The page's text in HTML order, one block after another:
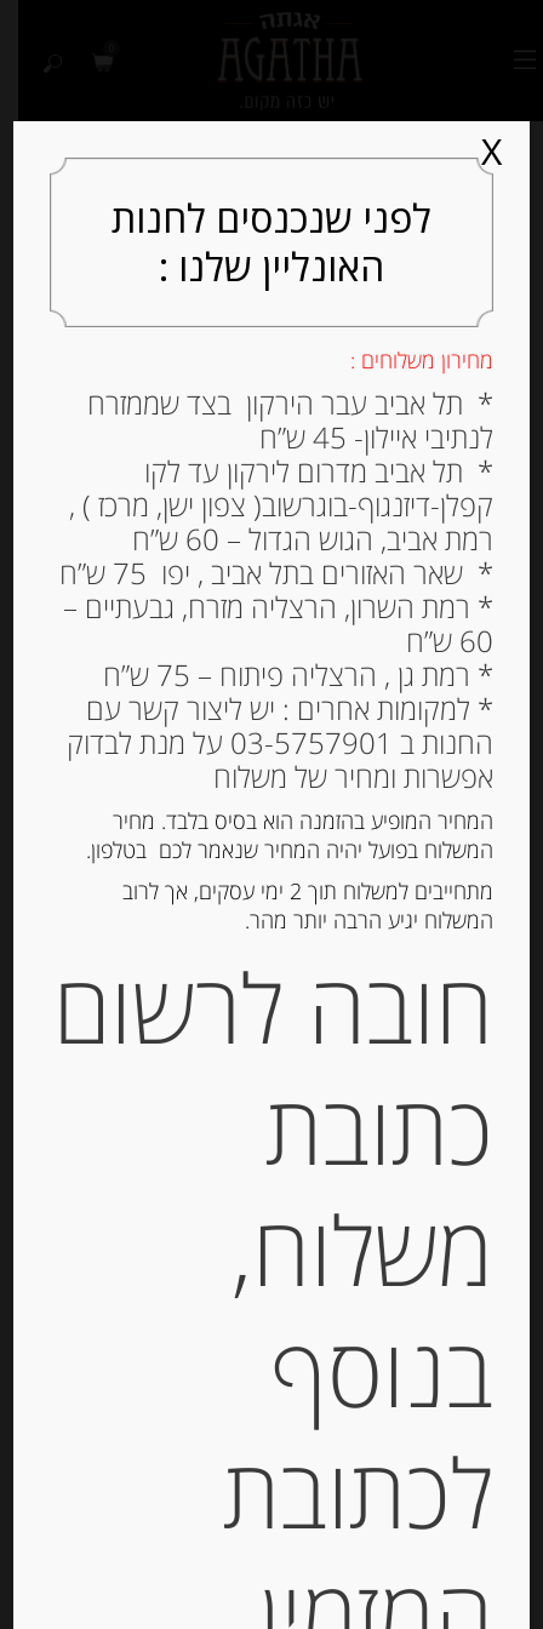
Out of
חומץ שרי חרז Belle
France
₪ 26.00
מק"ט:3258561180212
קטגוריה:שמן וחומץ
תיאור
חומץ שרי חרז
Belle
France
Vinagre
de
לפני שנכנסים לחנות
האונליין שלנו :
מחירון משלוחים :
* תל אביב עבר הירקון בצד שממזרח
לנתיבי איילון- 45 ש”ח
* תל אביב מדרום לירקון עד לקו
קפלן-דיזנגוף-בוגרשוב( צפון ישן, מרכז ) ,
רמת אביב, הגוש הגדול – 60 ש”ח
* שאר האזורים בתל אביב , יפו 75 ש”ח
* רמת השרון, הרצליה מזרח, גבעתיים –
60 ש”ח
* רמת גן , הרצליה פיתוח – 75 ש”ח
* למקומות אחרים : יש ליצור קשר עם
החנות ב 03-5757901 על מנת לבדוק
אפשרות ומחיר של משלוח
המחיר המופיע בהזמנה הוא בסיס בלבד. מחיר
המשלוח בפועל יהיה המחיר שנאמר לכם בטלפון.
מתחייבים למשלוח תוך 2 ימי עסקים, אך לרוב
המשלוח יגיע הרבה יותר מהר.
חובה לרשום
כתובת
משלוח,
בנוסף
לכתובת
X